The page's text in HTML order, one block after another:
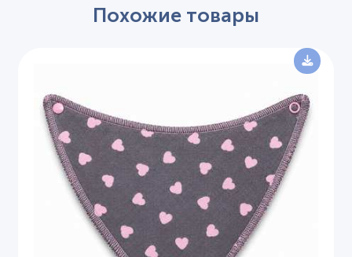
Похожие товары